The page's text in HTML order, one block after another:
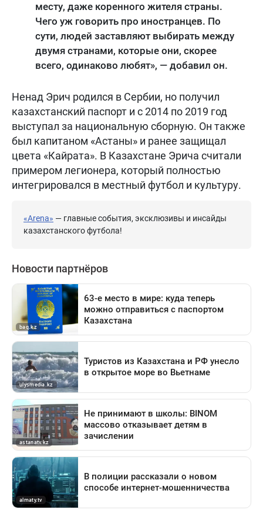
месту, даже коренного жителя страны.
Чего уж говорить про иностранцев. По
сути, людей заставляют выбирать между
двумя странами, которые они, скорее
всего, одинаково любят», — добавил он.
Ненад Эрич родился в Сербии, но получил
казахстанский паспорт и с 2014 по 2019 год
выступал за национальную сборную. Он также
был капитаном «Астаны» и ранее защищал
цвета «Кайрата». В Казахстане Эрича считали
примером легионера, который полностью
интегрировался в местный футбол и культуру.
«Arena» — главные события, эксклюзивы и инсайды
казахстанского футбола!